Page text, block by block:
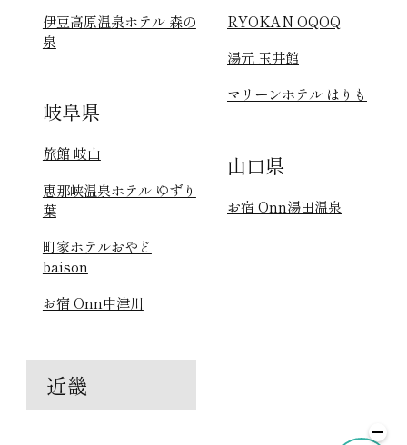
伊豆高原温泉ホテル 森の
泉
岐阜県
旅館 岐山
恵那峡温泉ホテル ゆずり
葉
町家ホテルおやど
baison
お宿 Onn中津川
近畿
RYOKAN OQOQ
湯元 玉井館
マリーンホテル はりも
山口県
お宿 Onn湯田温泉